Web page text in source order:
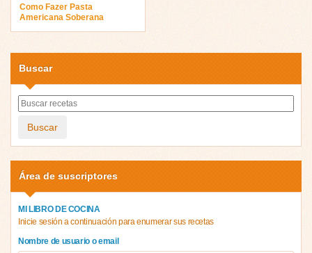
Como Fazer Pasta
Americana Soberana
Buscar
Buscar
Área de suscriptores
MI LIBRO DE COCINA
Inicie sesión a continuación para enumerar sus recetas
Nombre de usuario o email